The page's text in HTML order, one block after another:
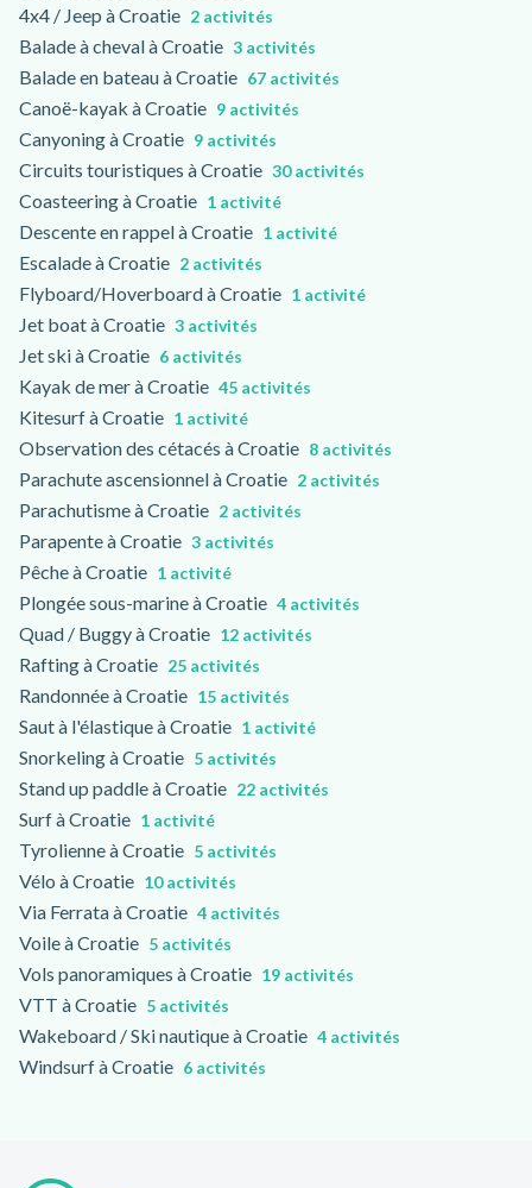
4x4 / Jeep à Croatie 2 activités
Balade à cheval à Croatie 3 activités
Balade en bateau à Croatie 67 activités
Canoë-kayak à Croatie 9 activités
Canyoning à Croatie 9 activités
Circuits touristiques à Croatie 30 activités
Coasteering à Croatie 1 activité
Descente en rappel à Croatie 1 activité
Escalade à Croatie 2 activités
Flyboard/Hoverboard à Croatie 1 activité
Jet boat à Croatie 3 activités
Jet ski à Croatie 6 activités
Kayak de mer à Croatie 45 activités
Kitesurf à Croatie 1 activité
Observation des cétacés à Croatie 8 activités
Parachute ascensionnel à Croatie 2 activités
Parachutisme à Croatie 2 activités
Parapente à Croatie 3 activités
Pêche à Croatie 1 activité
Plongée sous-marine à Croatie 4 activités
Quad / Buggy à Croatie 12 activités
Rafting à Croatie 25 activités
Randonnée à Croatie 15 activités
Saut à l'élastique à Croatie 1 activité
Snorkeling à Croatie 5 activités
Stand up paddle à Croatie 22 activités
Surf à Croatie 1 activité
Tyrolienne à Croatie 5 activités
Vélo à Croatie 10 activités
Via Ferrata à Croatie 4 activités
Voile à Croatie 5 activités
Vols panoramiques à Croatie 19 activités
VTT à Croatie 5 activités
Wakeboard / Ski nautique à Croatie 4 activités
Windsurf à Croatie 6 activités